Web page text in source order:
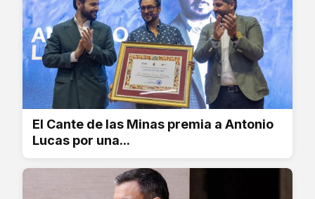
El Cante de las Minas premia a Antonio
Lucas por una...